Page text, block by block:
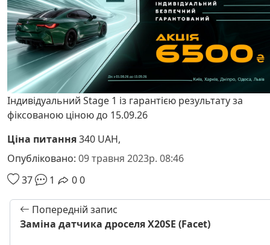
Індивідуальний Stage 1 із гарантією результату за
фіксованою ціною до 15.09.26
Ціна питання340 UAH,
Опубліковано: 09 травня 2023р. 08:46
37
1 00
Попередній запис
Заміна датчика дроселя X20SE (Facet)